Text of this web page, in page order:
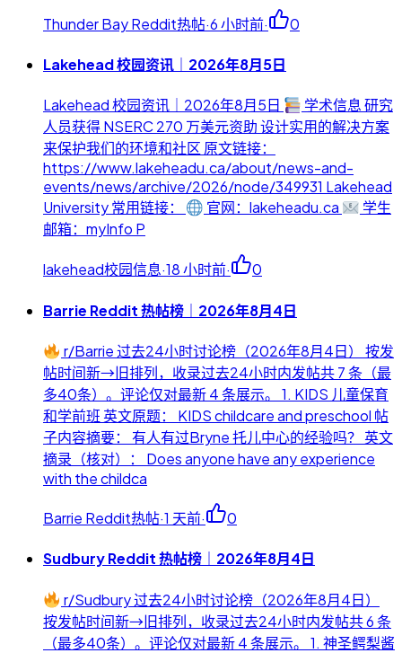
Thunder Bay Reddit热帖·6 小时前· 0
Lakehead 校园资讯｜2026年8月5日
Lakehead 校园资讯｜2026年8月5日
学术信息 研究
人员获得 NSERC 270 万美元资助 设计实用的解决方案
来保护我们的环境和社区 原文链接：
https://www.lakeheadu.ca/about/news-and-
events/news/archive/2026/node/349931 Lakehead
University 常用链接：
官网：lakeheadu.ca
学生
邮箱：myInfo P
lakehead校园信息·18 小时前· 0
Barrie Reddit 热帖榜｜2026年8月4日
r/Barrie 过去24小时讨论榜（2026年8月4日） 按发
帖时间新→旧排列，收录过去24小时内发帖共 7 条（最
多40条）。评论仅对最新 4 条展示。 1. KIDS 儿童保育
和学前班 英文原题： KIDS childcare and preschool 帖
子内容摘要： 有人有过Bryne 托儿中心的经验吗？ 英文
摘录（核对）： Does anyone have any experience
with the childca
Barrie Reddit热帖·1 天前· 0
Sudbury Reddit 热帖榜｜2026年8月4日
r/Sudbury 过去24小时讨论榜（2026年8月4日）
按发帖时间新→旧排列，收录过去24小时内发帖共 6 条
（最多40条）。评论仅对最新 4 条展示。 1. 神圣鳄梨酱